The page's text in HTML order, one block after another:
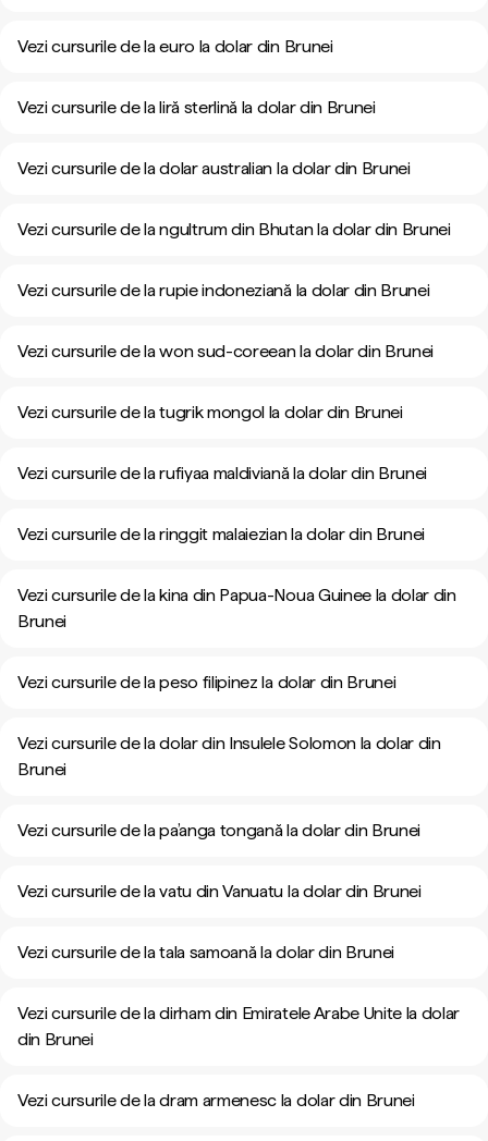
Vezi cursurile de la euro la dolar din Brunei
Vezi cursurile de la liră sterlină la dolar din Brunei
Vezi cursurile de la dolar australian la dolar din Brunei
Vezi cursurile de la ngultrum din Bhutan la dolar din Brunei
Vezi cursurile de la rupie indoneziană la dolar din Brunei
Vezi cursurile de la won sud-coreean la dolar din Brunei
Vezi cursurile de la tugrik mongol la dolar din Brunei
Vezi cursurile de la rufiyaa maldiviană la dolar din Brunei
Vezi cursurile de la ringgit malaiezian la dolar din Brunei
Vezi cursurile de la kina din Papua-Noua Guinee la dolar din
Brunei
Vezi cursurile de la peso filipinez la dolar din Brunei
Vezi cursurile de la dolar din Insulele Solomon la dolar din
Brunei
Vezi cursurile de la pa’anga tongană la dolar din Brunei
Vezi cursurile de la vatu din Vanuatu la dolar din Brunei
Vezi cursurile de la tala samoană la dolar din Brunei
Vezi cursurile de la dirham din Emiratele Arabe Unite la dolar
din Brunei
Vezi cursurile de la dram armenesc la dolar din Brunei